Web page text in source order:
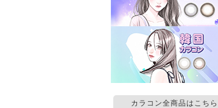
カラコン全商品はこちら